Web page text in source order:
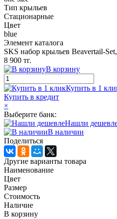
Тип крыльев
Стационарные
Цвет
blue
Элемент каталога
SKS набор крыльев Beavertail-
8 900 тг.
В корзину
Купить в 1
Купить в кредит
×
Выберите банк:
Нашли
В наличии
Поделиться
Другие варианты товара
Наименование
Цвет
Размер
Стоимость
Наличие
В корзину